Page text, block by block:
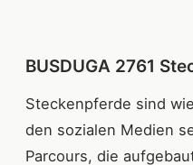
BUSDUGA 2761
Steckenpferde sind
den sozialen Medien
Parcours, die